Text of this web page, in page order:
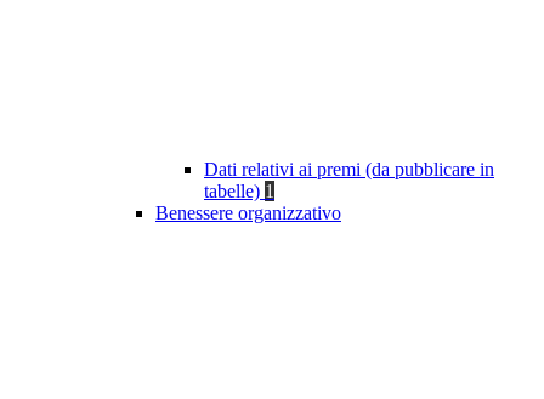
Dati relativi ai premi (da pubblicare in
tabelle) 1
Benessere organizzativo